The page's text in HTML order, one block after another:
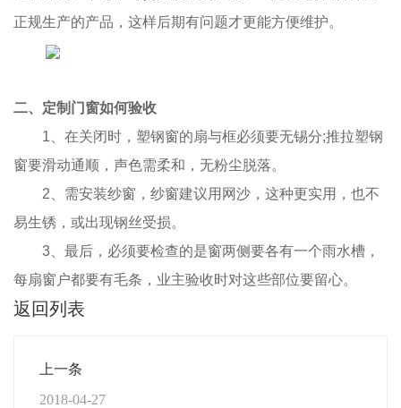
正规生产的产品，这样后期有问题才更能方便维护。
二、定制门窗如何验收
1、在关闭时，塑钢窗的扇与框必须要无锡分;推拉塑钢
窗要滑动通顺，声色需柔和，无粉尘脱落。
2、需安装纱窗，纱窗建议用网沙，这种更实用，也不
易生锈，或出现钢丝受损。
3、最后，必须要检查的是窗两侧要各有一个雨水槽，
每扇窗户都要有毛条，业主验收时对这些部位要留心。
返回列表
上一条
2018-04-27